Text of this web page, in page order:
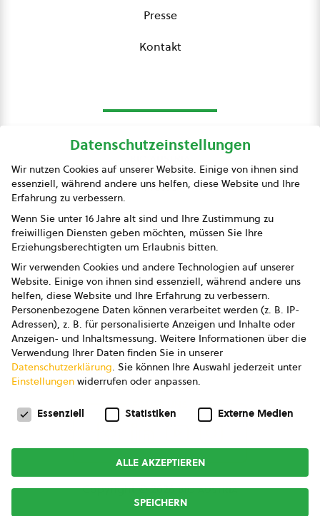
Presse
Kontakt
Presse
Impressum
Datenschutz
AGB
AGB Marketing GmbH
AGB Bildung
Newsletter
Copyright © 2026bio austria
Datenschutzeinstellungen
Wir nutzen Cookies auf unserer Website. Einige von ihnen sind
essenziell, während andere uns helfen, diese Website und Ihre
Erfahrung zu verbessern.
Wenn Sie unter 16 Jahre alt sind und Ihre Zustimmung zu
freiwilligen Diensten geben möchten, müssen Sie Ihre
Erziehungsberechtigten um Erlaubnis bitten.
Wir verwenden Cookies und andere Technologien auf unserer
Website. Einige von ihnen sind essenziell, während andere uns
helfen, diese Website und Ihre Erfahrung zu verbessern.
Personenbezogene Daten können verarbeitet werden (z. B. IP-
Adressen), z. B. für personalisierte Anzeigen und Inhalte oder
Anzeigen- und Inhaltsmessung. Weitere Informationen über die
Verwendung Ihrer Daten finden Sie in unserer
Datenschutzerklärung. Sie können Ihre Auswahl jederzeit unter
Einstellungen widerrufen oder anpassen.
Datenschutzeinstellungen
Essenziell Statistiken Externe Medien
ALLE AKZEPTIEREN
SPEICHERN